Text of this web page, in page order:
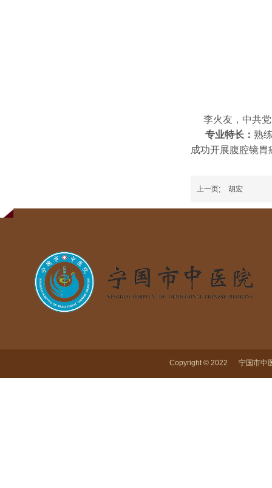
李火友，中共
专业特长： 熟
成功开展腹腔镜
上一页; 胡宏
Copyright © 2022 宁国市